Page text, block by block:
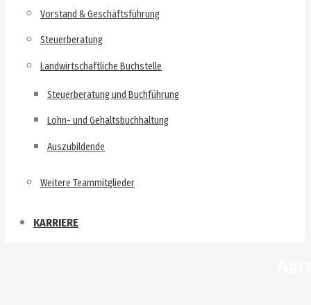
Vorstand & Geschäftsführung
Steuerberatung
Landwirtschaftliche Buchstelle
Steuerberatung und Buchführung
Lohn- und Gehaltsbuchhaltung
Auszubildende
Weitere Teammitglieder
KARRIERE